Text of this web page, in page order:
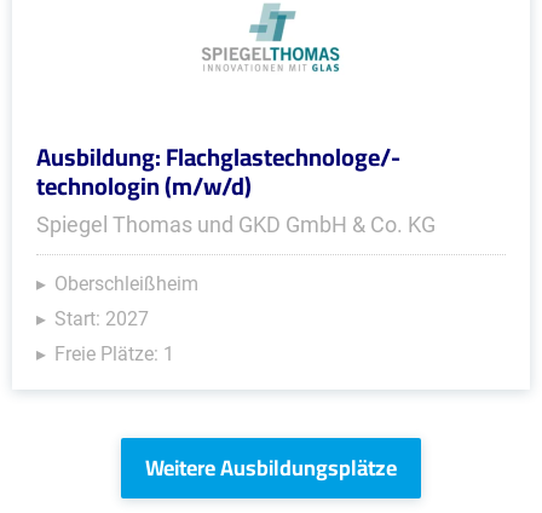
Ausbildung: Flachglastechnologe/-
technologin (m/w/d)
Spiegel Thomas und GKD GmbH & Co. KG
Oberschleißheim
Start: 2027
Freie Plätze: 1
Weitere Ausbildungsplätze